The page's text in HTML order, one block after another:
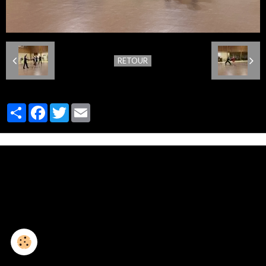
RETOUR
PartagerFacebook
Twitter